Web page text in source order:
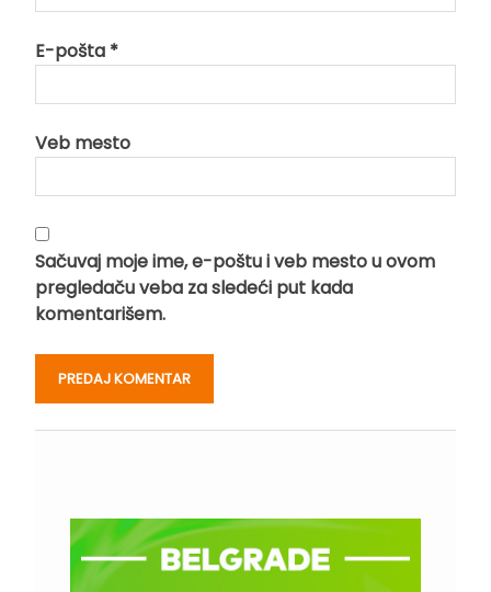
E-pošta *
Veb mesto
Sačuvaj moje ime, e-poštu i veb mesto u ovom
pregledaču veba za sledeći put kada
komentarišem.